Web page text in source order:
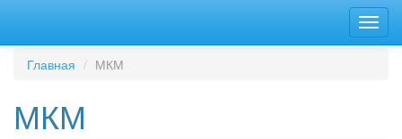
основному
содержанию
Главная
МКМ
МКМ